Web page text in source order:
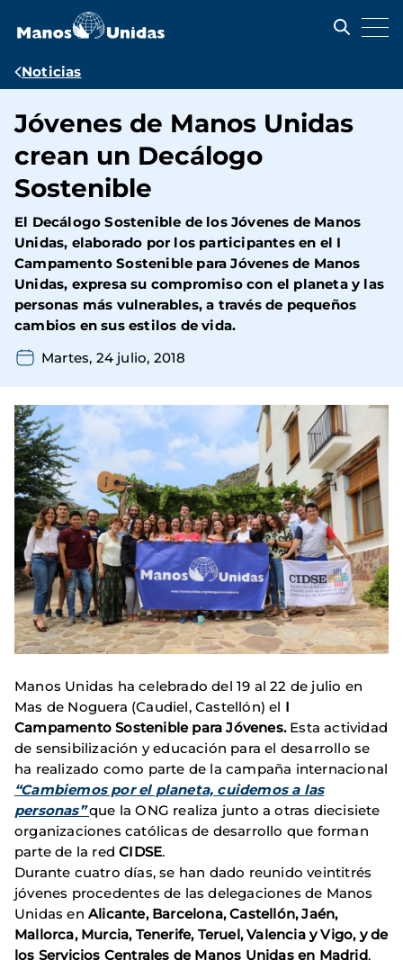
contenido
Ruta
navegación
Noticias
Jóvenes de Manos Unidas
crean un Decálogo
Sostenible
El Decálogo Sostenible de los Jóvenes de Manos
Unidas, elaborado por los participantes en el I
Campamento Sostenible para Jóvenes de Manos
Unidas, expresa su compromiso con el planeta y las
personas más vulnerables, a través de pequeños
cambios en sus estilos de vida.
Martes, 24 julio, 2018
Manos Unidas ha celebrado del 19 al 22 de julio en
Mas de Noguera (Caudiel, Castellón) el I
Campamento Sostenible para Jóvenes. Esta actividad
de sensibilización y educación para el desarrollo se
ha realizado como parte de la campaña internacional
“Cambiemos por el planeta, cuidemos a las
personas” que la ONG realiza junto a otras diecisiete
organizaciones católicas de desarrollo que forman
parte de la red CIDSE.
Durante cuatro días, se han dado reunido veintitrés
jóvenes procedentes de las delegaciones de Manos
Unidas en Alicante, Barcelona, Castellón, Jaén,
Mallorca, Murcia, Tenerife, Teruel, Valencia y Vigo, y de
los Servicios Centrales de Manos Unidas en Madrid.